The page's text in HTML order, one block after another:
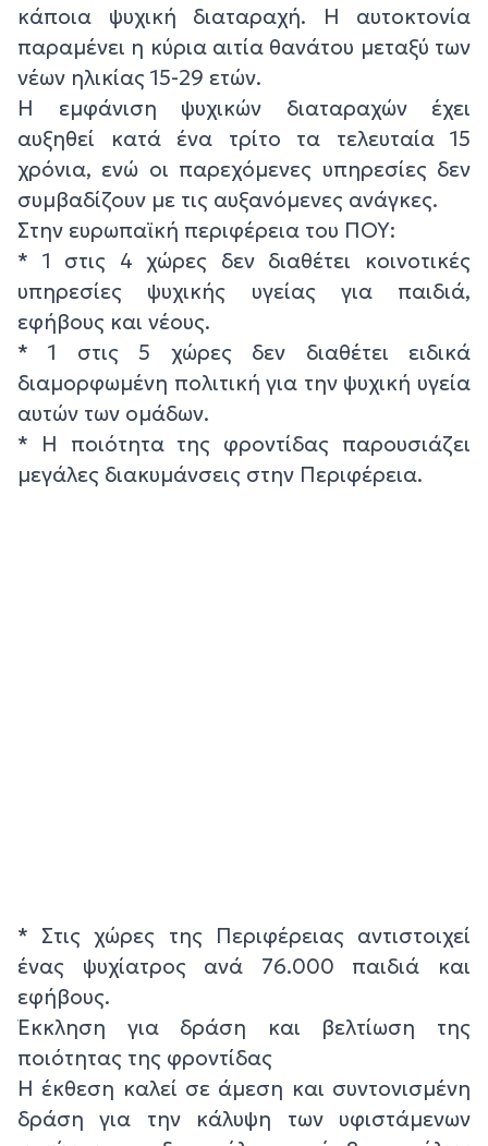
κάποια ψυχική διαταραχή. Η αυτοκτονία
παραμένει η κύρια αιτία θανάτου μεταξύ των
νέων ηλικίας 15-29 ετών.
Η εμφάνιση ψυχικών διαταραχών έχει
αυξηθεί κατά ένα τρίτο τα τελευταία 15
χρόνια, ενώ οι παρεχόμενες υπηρεσίες δεν
συμβαδίζουν με τις αυξανόμενες ανάγκες.
Στην ευρωπαϊκή περιφέρεια του ΠΟΥ:
* 1 στις 4 χώρες δεν διαθέτει κοινοτικές
υπηρεσίες ψυχικής υγείας για παιδιά,
εφήβους και νέους.
* 1 στις 5 χώρες δεν διαθέτει ειδικά
διαμορφωμένη πολιτική για την ψυχική υγεία
αυτών των ομάδων.
* Η ποιότητα της φροντίδας παρουσιάζει
μεγάλες διακυμάνσεις στην Περιφέρεια.
* Στις χώρες της Περιφέρειας αντιστοιχεί
ένας ψυχίατρος ανά 76.000 παιδιά και
εφήβους.
Έκκληση για δράση και βελτίωση της
ποιότητας της φροντίδας
Η έκθεση καλεί σε άμεση και συντονισμένη
δράση για την κάλυψη των υφιστάμενων